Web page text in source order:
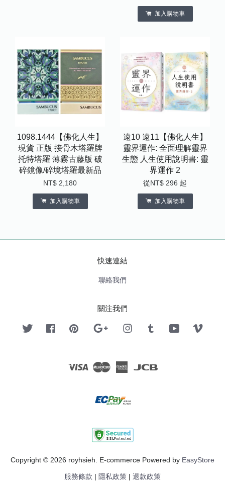
加入購物車
1098.1444【佛化人生】
現貨 正版 接骨木塔羅牌
托特塔羅 薄霧古藤版 破
碎鏡像/碎境塔羅最新品
NT$ 2,180
加入購物車
遠10 遠11【佛化人生】
靈界運作: 全面理解靈界
生態 人生使用說明書: 靈
界運作 2
從NT$ 296 起
加入購物車
快速連結
聯絡我們
關注我們
Twitter FacebookPinterest Google InstagramTumblr YouTube
Visa Master American
Copyright © 2026 royhsieh. E-commerce Powered by EasyStore
服務條款 隱私政策 退款政策